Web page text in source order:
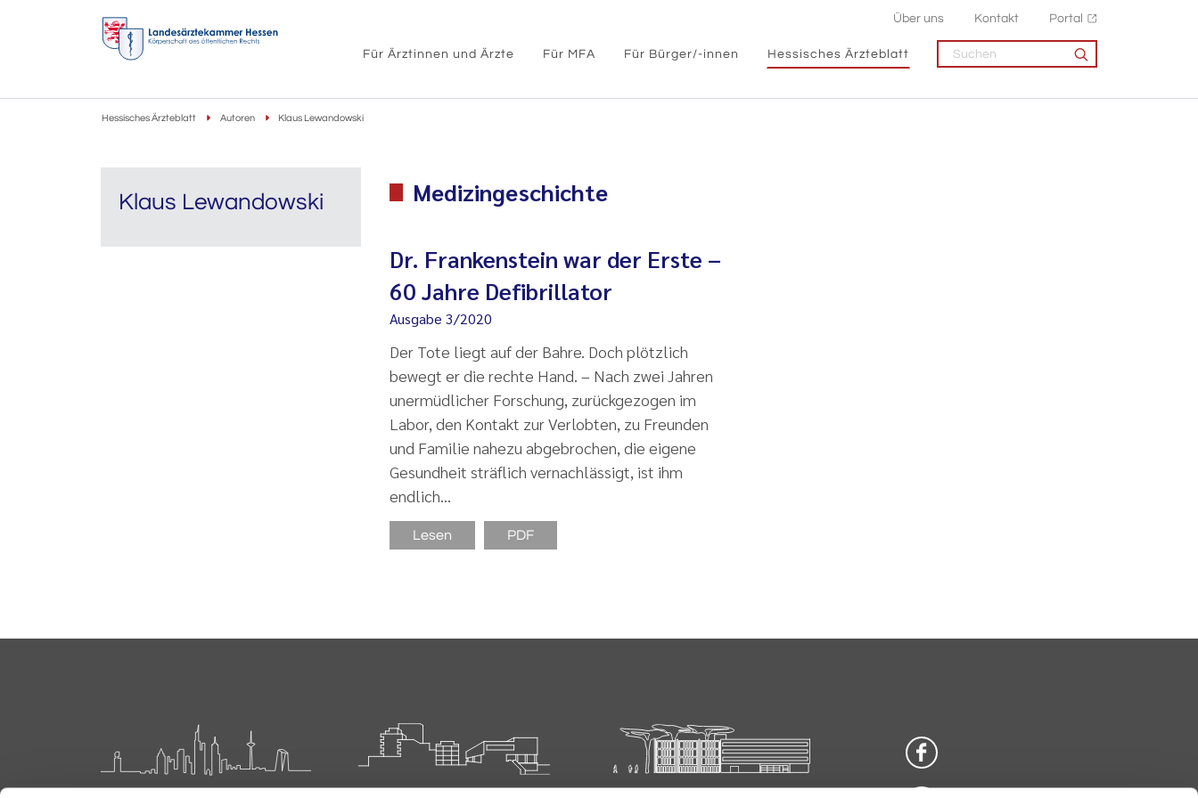
Über uns Kontakt Portal
Für Ärztinnen und Ärzte Für MFA Für Bürger/-innen Hessisches Ärzteblatt
Hessisches Ärzteblatt Autoren Klaus Lewandowski
Klaus Lewandowski Medizingeschichte
Dr. Frankenstein war der Erste –
60 Jahre Defibrillator
Ausgabe 3/2020
Der Tote liegt auf der Bahre. Doch plötzlich
bewegt er die rechte Hand. – Nach zwei Jahren
unermüdlicher Forschung, zurückgezogen im
Labor, den Kontakt zur Verlobten, zu Freunden
und Familie nahezu abgebrochen, die eigene
Gesundheit sträflich vernachlässigt, ist ihm
endlich…
Lesen PDF